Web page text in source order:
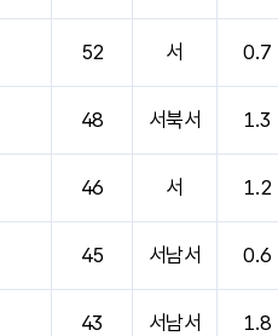
52 서 0.7
48 서북서 1.3
46 서 1.2
45 서남서 0.6
43 서남서 1.8